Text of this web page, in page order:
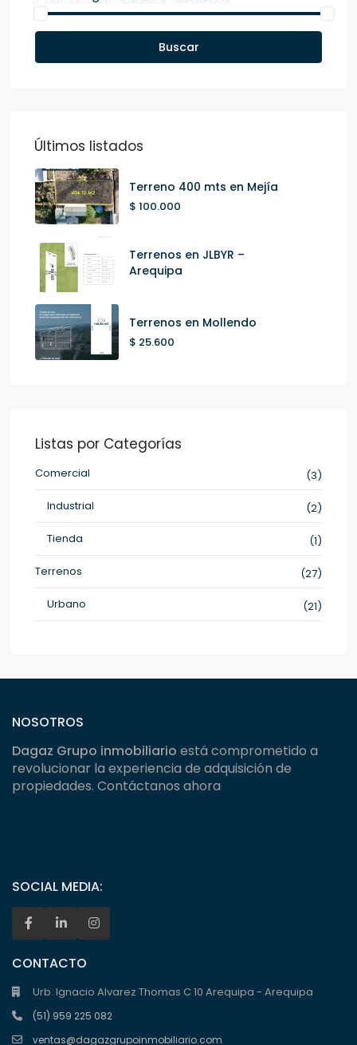
Buscar
Últimos listados
Terreno 400 mts en Mejía
$ 100.000
Terrenos en JLBYR –
Arequipa
Terrenos en Mollendo
$ 25.600
Listas por Categorías
Comercial
(3)
Industrial
(2)
Tienda
(1)
Terrenos
(27)
Urbano
(21)
NOSOTROS
Dagaz Grupo inmobiliario está comprometido a
revolucionar la experiencia de adquisición de
propiedades. Contáctanos ahora
SOCIAL MEDIA:
CONTACTO
Urb. Ignacio Alvarez Thomas C 10 Arequipa - Arequipa
(51) 959 225 082
ventas@dagazgrupoinmobiliario.com